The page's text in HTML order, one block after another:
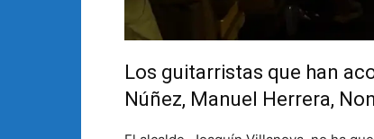
Los guitarristas que han
Núñez, Manuel Herrera,